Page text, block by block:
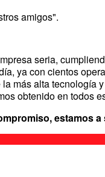
amigos".
seria,
ya con cientos
más alta tecnología
obtenido en todos
estamos a